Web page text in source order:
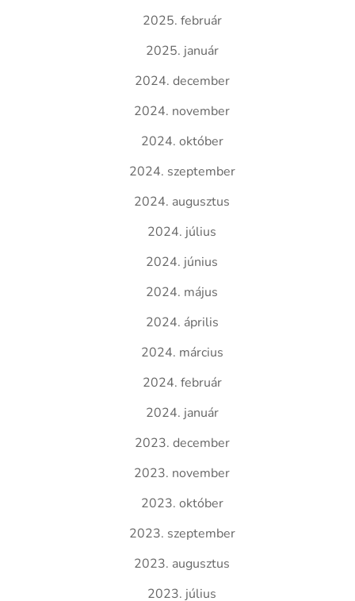
2025. február
2025. január
2024. december
2024. november
2024. október
2024. szeptember
2024. augusztus
2024. július
2024. június
2024. május
2024. április
2024. március
2024. február
2024. január
2023. december
2023. november
2023. október
2023. szeptember
2023. augusztus
2023. július